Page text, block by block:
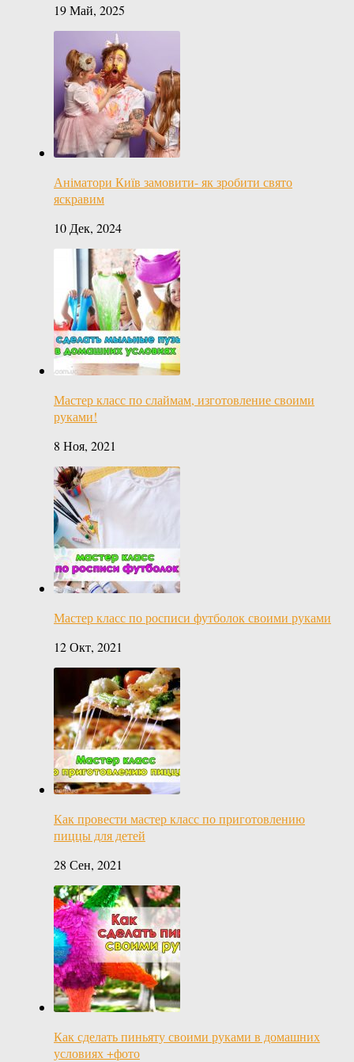
19 Май, 2025
Аніматори Київ замовити- як зробити свято
яскравим
10 Дек, 2024
Мастер класс по слаймам, изготовление своими
руками!
8 Ноя, 2021
Мастер класс по росписи футболок своими руками
12 Окт, 2021
Как провести мастер класс по приготовлению
пиццы для детей
28 Сен, 2021
Как сделать пиньяту своими руками в домашних
условиях +фото